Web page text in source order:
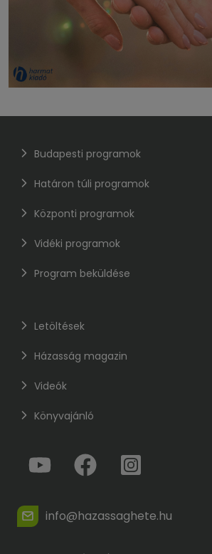
Budapesti programok
Határon túli programok
Központi programok
Vidéki programok
Program beküldése
Letöltések
Házasság magazin
Videók
Könyvajánló
info@hazassaghete.hu